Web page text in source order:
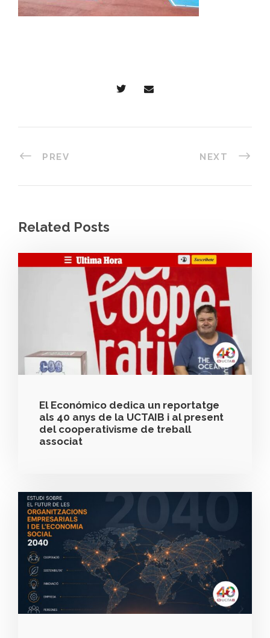
PREV NEXT
Related Posts
El Económico dedica un reportatge
als 40 anys de la UCTAIB i al present
del cooperativisme de treball
associat